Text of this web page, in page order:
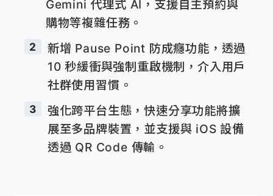
Gemini 代理式 AI，支援自主預約與
購物等複雜任務。
2
新增 Pause Point 防成癮功能，透過
10 秒緩衝與強制重啟機制，介入用戶
社群使用習慣。
3
強化跨平台生態，快速分享功能將擴
展至多品牌裝置，並支援與 iOS 設備
透過 QR Code 傳輸。